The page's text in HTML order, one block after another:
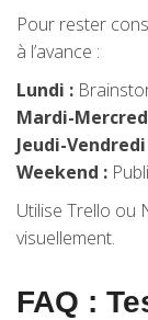
Pour rester
à l’avance :
Lundi :
Mardi-
Jeudi-
Weekend :
Utilise Trello ou
visuellement.
FAQ :